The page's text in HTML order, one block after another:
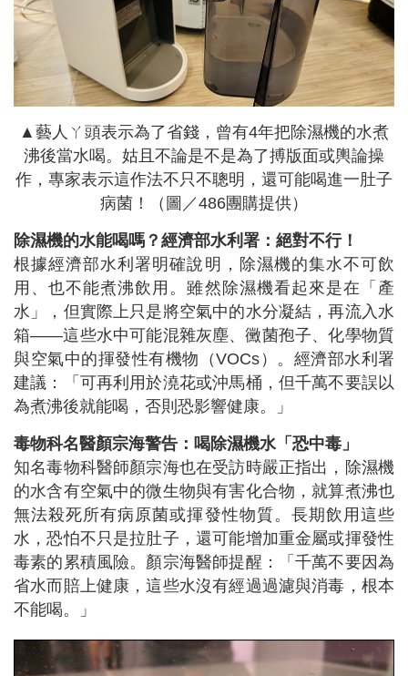
▲藝人ㄚ頭表示為了省錢，曾有4年把除濕機的水煮
沸後當水喝。姑且不論是不是為了搏版面或輿論操
作，專家表示這作法不只不聰明，還可能喝進一肚子
病菌！（圖／486團購提供）
除濕機的水能喝嗎？經濟部水利署：絕對不行！
根據經濟部水利署明確說明，除濕機的集水不可飲
用、也不能煮沸飲用。雖然除濕機看起來是在「產
水」，但實際上只是將空氣中的水分凝結，再流入水
箱——這些水中可能混雜灰塵、黴菌孢子、化學物質
與空氣中的揮發性有機物（VOCs）。經濟部水利署
建議：「可再利用於澆花或沖馬桶，但千萬不要誤以
為煮沸後就能喝，否則恐影響健康。」
毒物科名醫顏宗海警告：喝除濕機水「恐中毒」
知名毒物科醫師顏宗海也在受訪時嚴正指出，除濕機
的水含有空氣中的微生物與有害化合物，就算煮沸也
無法殺死所有病原菌或揮發性物質。長期飲用這些
水，恐怕不只是拉肚子，還可能增加重金屬或揮發性
毒素的累積風險。顏宗海醫師提醒：「千萬不要因為
省水而賠上健康，這些水沒有經過過濾與消毒，根本
不能喝。」